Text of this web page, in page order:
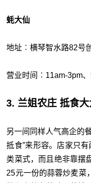
蚝大仙
地址︰横琴智水路82号
营业时间︰11am-3pm
3. 兰姐农庄 抵食
另一间同样人气高企的
抵食”来形容。店家只
类菜式，而且绝非靠摆
25元一份的蒜蓉炒麦菜